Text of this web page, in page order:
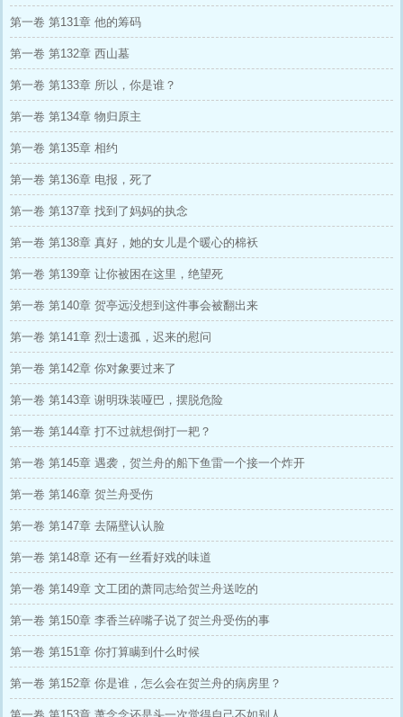
第一卷 第131章 他的筹码
第一卷 第132章 西山墓
第一卷 第133章 所以，你是谁？
第一卷 第134章 物归原主
第一卷 第135章 相约
第一卷 第136章 电报，死了
第一卷 第137章 找到了妈妈的执念
第一卷 第138章 真好，她的女儿是个暖心的棉袄
第一卷 第139章 让你被困在这里，绝望死
第一卷 第140章 贺亭远没想到这件事会被翻出来
第一卷 第141章 烈士遗孤，迟来的慰问
第一卷 第142章 你对象要过来了
第一卷 第143章 谢明珠装哑巴，摆脱危险
第一卷 第144章 打不过就想倒打一耙？
第一卷 第145章 遇袭，贺兰舟的船下鱼雷一个接一个炸开
第一卷 第146章 贺兰舟受伤
第一卷 第147章 去隔壁认认脸
第一卷 第148章 还有一丝看好戏的味道
第一卷 第149章 文工团的萧同志给贺兰舟送吃的
第一卷 第150章 李香兰碎嘴子说了贺兰舟受伤的事
第一卷 第151章 你打算瞒到什么时候
第一卷 第152章 你是谁，怎么会在贺兰舟的病房里？